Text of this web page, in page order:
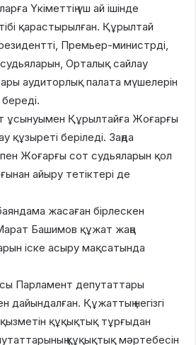
Үкіметтің үш ай ішінде
қарастырылған. Құрылтай
Премьер-министрді,
Орталық сайлау
аудиторлық палата мүшелерін
ұсынуымен Құрылтайға Жоғарғы
құзыреті беріледі. Заңда
Жоғарғы сот судьяларын қол
айыру тетіктері де
жасаған бірлескен
Башимов құжат жаңа
іске асыру мақсатында
Парламент депутаттары
дайындалған. Құжаттың негізгі
құқықтық тұрғыдан
құқықтық мәртебесін